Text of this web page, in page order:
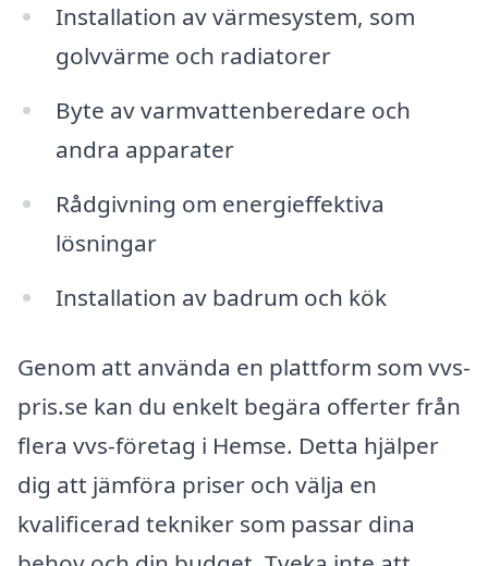
Installation av värmesystem, som
golvvärme och radiatorer
Byte av varmvattenberedare och
andra apparater
Rådgivning om energieffektiva
lösningar
Installation av badrum och kök
Genom att använda en plattform som vvs-
pris.se kan du enkelt begära offerter från
flera vvs-företag i Hemse. Detta hjälper
dig att jämföra priser och välja en
kvalificerad tekniker som passar dina